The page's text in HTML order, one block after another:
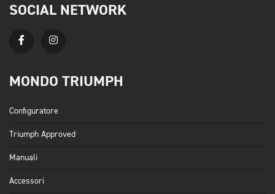
SOCIAL NETWORK
MONDO TRIUMPH
Configuratore
Triumph Approved
Manuali
Accessori